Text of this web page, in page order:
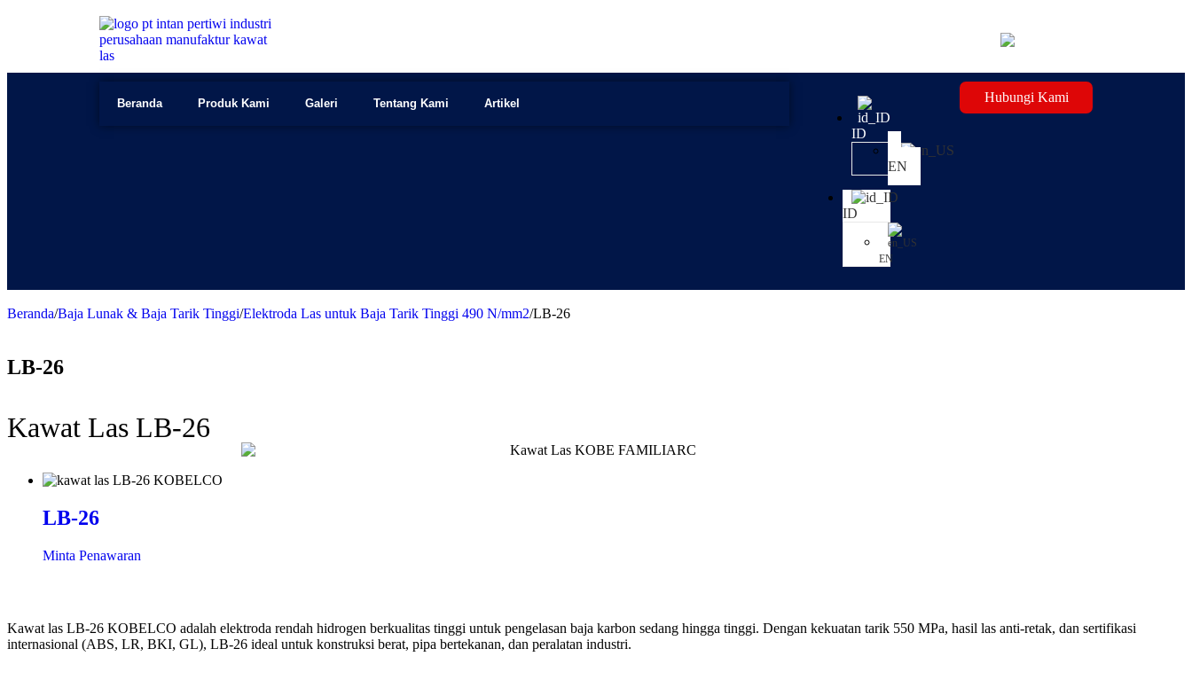
Beranda Produk Kami Galeri Tentang Kami Artikel
ID
EN
ID
EN
Hubungi Kami
Beranda/Baja Lunak & Baja Tarik Tinggi/Elektroda Las untuk Baja Tarik Tinggi 490 N/mm2/LB-26
LB-26
Kawat Las LB-26
LB-26
Minta Penawaran
Kawat las LB-26 KOBELCO adalah elektroda rendah hidrogen berkualitas tinggi untuk pengelasan baja karbon sedang hingga tinggi. Dengan kekuatan tarik 550 MPa, hasil las anti-retak, dan sertifikasi
internasional (ABS, LR, BKI, GL), LB-26 ideal untuk konstruksi berat, pipa bertekanan, dan peralatan industri.